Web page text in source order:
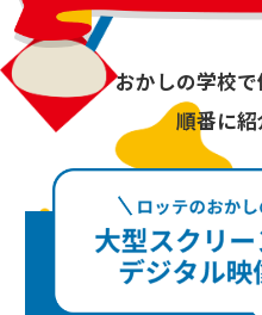
おかしの学校
順番に紹